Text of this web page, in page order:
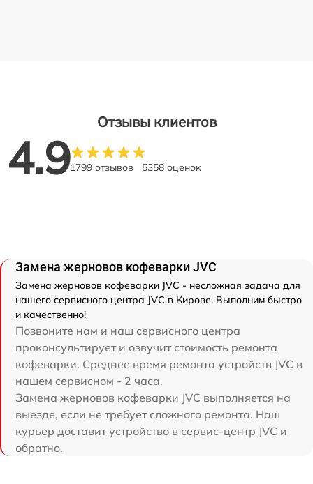
Отзывы клиентов
4.91799 отзывов 5358 оценок
Замена жерновов кофеварки JVC
Замена жерновов кофеварки JVC - несложная задача для
нашего сервисного центра JVC в Кирове. Выполним быстро
и качественно!
Позвоните нам и наш сервисного центра
проконсультирует и озвучит стоимость ремонта
кофеварки. Среднее время ремонта устройств JVC в
нашем сервисном - 2 часа.
Замена жерновов кофеварки JVC выполняется на
выезде, если не требует сложного ремонта. Наш
курьер доставит устройство в сервис-центр JVC и
обратно.